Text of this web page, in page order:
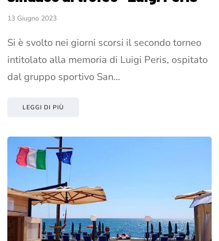
13 Giugno 2023
Si è svolto nei giorni scorsi il secondo torneo
intitolato alla memoria di Luigi Peris, ospitato
dal gruppo sportivo San…
LEGGI DI PIÙ